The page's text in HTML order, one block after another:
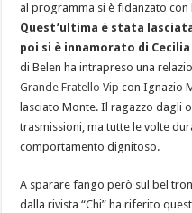
al programma si è fidanzato
Quest’ultima è stata
poi si è innamorato di Cecilia
di Belen ha intrapreso una
Grande Fratello Vip con Ignazio
lasciato Monte. Il ragazzo dagli
trasmissioni, ma tutte le volte
comportamento dignitoso.
A sparare fango però sul bel
dalla rivista “Chi” ha riferito